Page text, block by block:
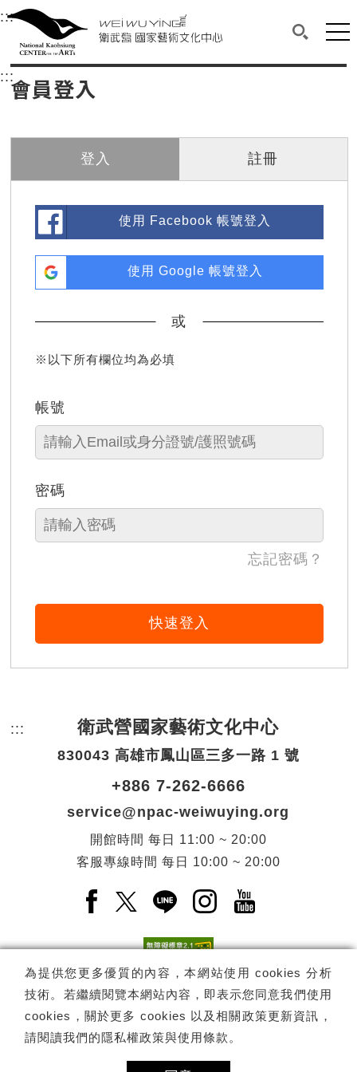
衛武營國家藝術文化中心
中央內容區塊，為本頁主要內容區。
:::選單連結區塊，此區塊列有本網站主要連結。
衛武營國家藝術文化中心
搜尋(開
網
::: 中央內容區塊，為本頁主要內容區。
會員登入
登入 註冊
使用 Facebook 帳號登入
使用 Google 帳號登入
或
※以下所有欄位均為必填
帳號
密碼
忘記密碼？
快速登入
為提供您更多優質的內容，本網站使用 cookies 分析
技術。若繼續閱覽本網站內容，即表示您同意我們使用
cookies，關於更多 cookies 以及相關政策更新資訊，
請閱讀我們的隱私權政策與使用條款 。
::: 頁尾網站資訊。
衛武營國家藝術文化中心
830043 高雄市鳳山區三多一路 1 號
+886 7-262-6666
service@npac-weiwuying.org
開館時間 每日
11:00 ~ 20:00
客服專線時間 每日 10:00 ~ 20:00
Facebook(另開新視窗)
X(另開新視窗)
LINE(另開新視窗)
Instagram(另開新視
YouTube(另開
電子報訂閱 訂閱
Copyright © 國家表演藝術中心 -衛武營國家藝術文化中心